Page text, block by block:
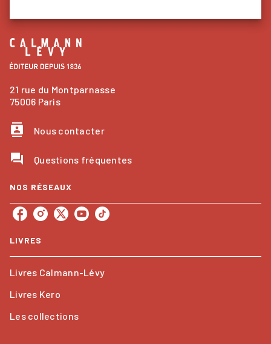
21 rue du Montparnasse
75006 Paris
contacts Nous contacter
question_answer Questions fréquentes
NOS RÉSEAUX
LIVRES
Livres Calmann-Lévy
Livres Kero
Les collections